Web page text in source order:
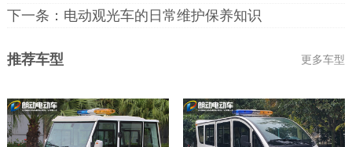
下一条： 电动观光车的日常维护保养知识
更多车型
推荐车型